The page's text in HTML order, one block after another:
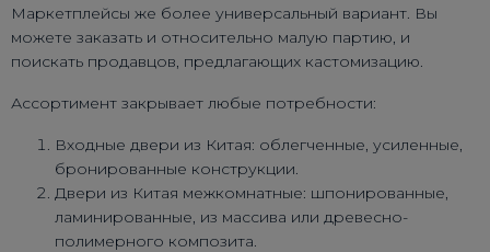
Маркетплейсы же более универсальный вариант. Вы
можете заказать и относительно малую партию, и
поискать продавцов, предлагающих кастомизацию.
Ассортимент закрывает любые потребности:
Входные двери из Китая: облегченные, усиленные,
бронированные конструкции.
Двери из Китая межкомнатные: шпонированные,
ламинированные, из массива или древесно-
полимерного композита.